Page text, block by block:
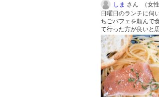
しま さん （女
日曜日のランチに伺
ちごパフェを頼んで
て行った方が良いと